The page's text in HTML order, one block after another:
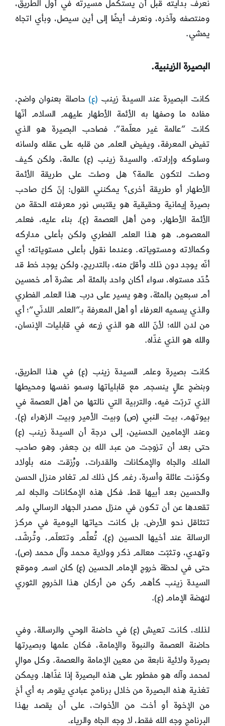
نعرف بدايته قبل أن يستكمل مسيرته في أول الطريق،
ومنتصفه وآخره، ونعرف أيضًا إلى أين سيصل، وبأي اتجاه
يمشي.
البصيرة الزينبية.
كانت البصيرة عند السيدة زينب (ع) حاصلة بعنوان واضح،
مفاده ما وصفها به الأئمة الأطهار عليهم السلام أنّها
كانت “عالمة غير معلّمة”. فصاحب البصيرة هو الذي
تفيض المعرفة، ويفيض العلم من قلبه على عقله ولسانه
وسلوكه وإرادته. والسيدة زينب (ع) عالمة، ولكن كيف
وصلت لتكون عالمة؟ هل وصلت على طريقة الأئمة
الأطهار أو طريقة أخرى؟ يمكنني القول: إنّ كلّ صاحب
بصيرة إيمانية وحقيقية هو يقتبس نور معرفته الحقة من
الأئمة الأطهار، ومن أهل العصمة (ع). بناء عليه، فعلم
المعصوم، هو هذا العلم الفطري ولكن بأعلى مداركه
وكمالاته ومستوياته. وعندما نقول بأعلى مستوياته؛ أي
أنّه يوجد دون ذلك وأقلّ منه، بالتدريج، ولكن يوجد خط قد
حُدّد مستواه، سواء أكان واحد بالمئة أم عشرة أم خمسين
أم سبعين بالمئة، وهو يسير على درب هذا العلم الفطري
والذي يسميه العرفاء أو أهل المعرفة بـ”العلم اللدنّي”؛ أي
من لدن الله؛ لأنّ الله هو الذي زرعه في قابليات الإنسان،
والله هو الذي غذّاه.
كانت بصيرة وعلم السيدة زينب (ع) في هذا الطريق،
وبنضج عالٍ ينسجم مع قابلياتها وسمو نفسها ومحيطها
الذي تربّت فيه، والتربية التي نالتها من أهل العصمة في
بيوتهم، بيت النبي (ص) وبيت الأمير وبيت الزهراء (ع)،
وعند الإمامين الحسنين، إلى درجة أن السيدة زينب (ع)
حتى بعد أن تزوجت من عبد الله بن جعفر، وهو صاحب
الملك والجاه والإمكانات والقدرات، ورُزقت منه بأولاد
وكوّنت عائلة وأسرة، رغم كل ذلك لم تغادر منزل الحسن
والحسين بعد أبيها قط. فكل هذه الإمكانات والجاه لم
تقعدها عن أن تكون في منزل مصدر الجهاد الرسالي ولم
تتثاقل نحو الأرض. بل كانت حياتها اليومية في مركز
الرسالة عند أخيها الحسين (ع)، تُعلِّم وتتعلّم، وتُرشّد،
وتهدي، وتثبّت معالم ذكر وولاية محمد وآل محمد (ص)،
حتى في لحظة خروج الإمام الحسين (ع) كان اسم وموقع
السيدة زينب كأهم ركن من أركان هذا الخروج الثوري
لنهضة الإمام (ع).
لذلك، كانت تعيش (ع) في حاضنة الوحي والرسالة، وفي
حاضنة العصمة والنبوة والإمامة، فكان علمها وبصيرتها
بصيرة ولائية نابعة من معين الإمامة والعصمة. وكل موالٍ
لمحمد وآله هو مفطور على هذه البصيرة إذا غذّاها. ويمكن
تغذية هذه البصيرة من خلال برنامج عبادي يقوم به أي أخ
من الإخوة أو أخت من الأخوات، على أن يقصد بهذا
البرنامج وجه الله فقط، لا وجه الجاه والرياء.